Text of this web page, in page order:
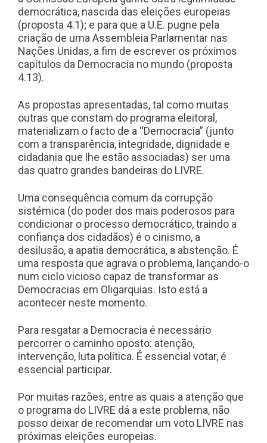
democrática, nascida das eleições europeias
(proposta 4.1); e para que a U.E. pugne pela
criação de uma Assembleia Parlamentar nas
Nações Unidas, a fim de escrever os próximos
capítulos da Democracia no mundo (proposta
4.13).
As propostas apresentadas, tal como muitas
outras que constam do programa eleitoral,
materializam o facto de a “Democracia” (junto
com a transparência, integridade, dignidade e
cidadania que lhe estão associadas) ser uma
das quatro grandes bandeiras do LIVRE.
Uma consequência comum da corrupção
sistémica (do poder dos mais poderosos para
condicionar o processo democrático, traindo a
confiança dos cidadãos) é o cinismo, a
desilusão, a apatia democrática, a abstenção. É
uma resposta que agrava o problema, lançando-o
num ciclo vicioso capaz de transformar as
Democracias em Oligarquias. Isto está a
acontecer neste momento.
Para resgatar a Democracia é necessário
percorrer o caminho oposto: atenção,
intervenção, luta política. É essencial votar, é
essencial participar.
Por muitas razões, entre as quais a atenção que
o programa do LIVRE dá a este problema, não
posso deixar de recomendar um voto LIVRE nas
próximas eleições europeias.